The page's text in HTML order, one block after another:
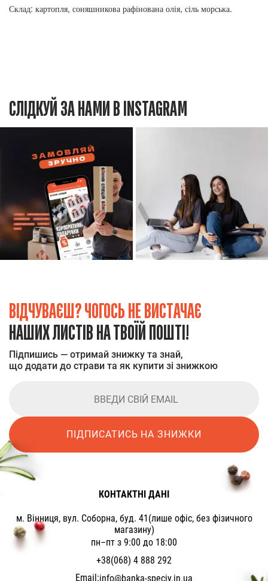
Склад: картопля, соняшникова рафінована олія, сіль морська.
СЛІДКУЙ ЗА НАМИ В INSTAGRAM
ВІДЧУВАЄШ? ЧОГОСЬ НЕ ВИСТАЧАЄ
НАШИХ ЛИСТІВ НА ТВОЇЙ ПОШТІ!
Підпишись — отримай знижку та знай,
що додати до страви та як купити зі знижкою
ПІДПИСАТИСЬ НА ЗНИЖКИ
КОНТАКТНІ ДАНІ
м. Вінниця, вул. Соборна, буд. 41(лише офіс, без фізичного
магазину)
пн–пт з 9:00 до 18:00
+38(068) 4 888 292
Email:info@banka-speciy.in.ua